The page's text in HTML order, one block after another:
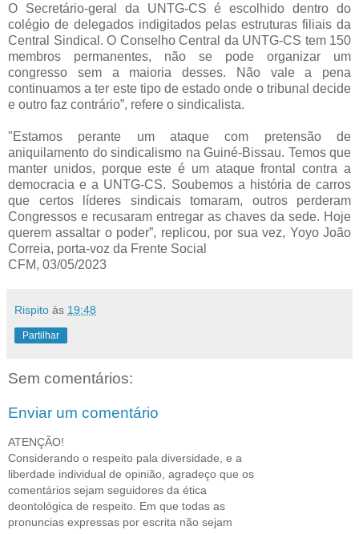
O Secretário-geral da UNTG-CS é escolhido dentro do
colégio de delegados indigitados pelas estruturas filiais da
Central Sindical. O Conselho Central da UNTG-CS tem 150
membros permanentes, não se pode organizar um
congresso sem a maioria desses. Não vale a pena
continuamos a ter este tipo de estado onde o tribunal decide
e outro faz contrário”, refere o sindicalista.
"Estamos perante um ataque com pretensão de
aniquilamento do sindicalismo na Guiné-Bissau. Temos que
manter unidos, porque este é um ataque frontal contra a
democracia e a UNTG-CS. Soubemos a história de carros
que certos líderes sindicais tomaram, outros perderam
Congressos e recusaram entregar as chaves da sede. Hoje
querem assaltar o poder”, replicou, por sua vez, Yoyo João
Correia, porta-voz da Frente Social
CFM, 03/05/2023
Rispito às 19:48
Partilhar
Sem comentários:
Enviar um comentário
ATENÇÃO!
Considerando o respeito pala diversidade, e a
liberdade individual de opinião, agradeço que os
comentários sejam seguidores da ética
deontológica de respeito. Em que todas as
pronuncias expressas por escrita não sejam